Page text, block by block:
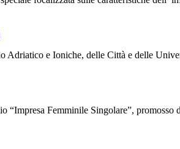
e Ioniche, delle Città e delle
Femminile Singolare”, promosso